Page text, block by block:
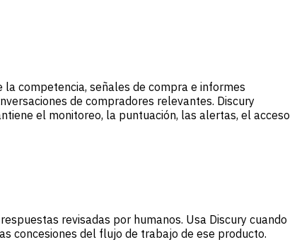
la competencia, señales de compra e informes
de compradores relevantes. Discury
el monitoreo, la puntuación, las alertas, el acceso
revisadas por humanos. Usa Discury cuando
concesiones del flujo de trabajo de ese producto.